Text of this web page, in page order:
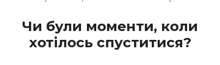
Чи були моменти, коли
хотілось спуститися?